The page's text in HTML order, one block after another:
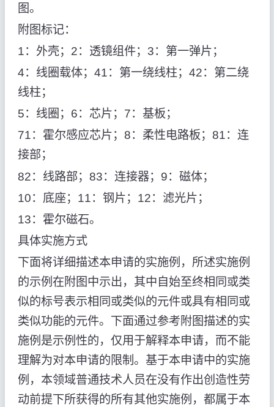
图。
附图标记：
1：外壳；2：透镜组件；3：第一弹片；
4：线圈载体；41：第一绕线柱；42：第二绕
线柱；
5：线圈；6：芯片；7：基板；
71：霍尔感应芯片；8：柔性电路板；81：连
接部；
82：线路部；83：连接器；9：磁体；
10：底座；11：钢片；12：滤光片；
13：霍尔磁石。
具体实施方式
下面将详细描述本申请的实施例，所述实施例
的示例在附图中示出，其中自始至终相同或类
似的标号表示相同或类似的元件或具有相同或
类似功能的元件。下面通过参考附图描述的实
施例是示例性的，仅用于解释本申请，而不能
理解为对本申请的限制。基于本申请中的实施
例，本领域普通技术人员在没有作出创造性劳
动前提下所获得的所有其他实施例，都属于本